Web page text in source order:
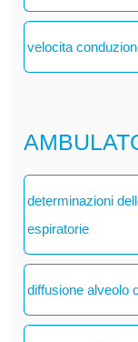
velocita
determinazioni
espiratorie
diffusione alveolo